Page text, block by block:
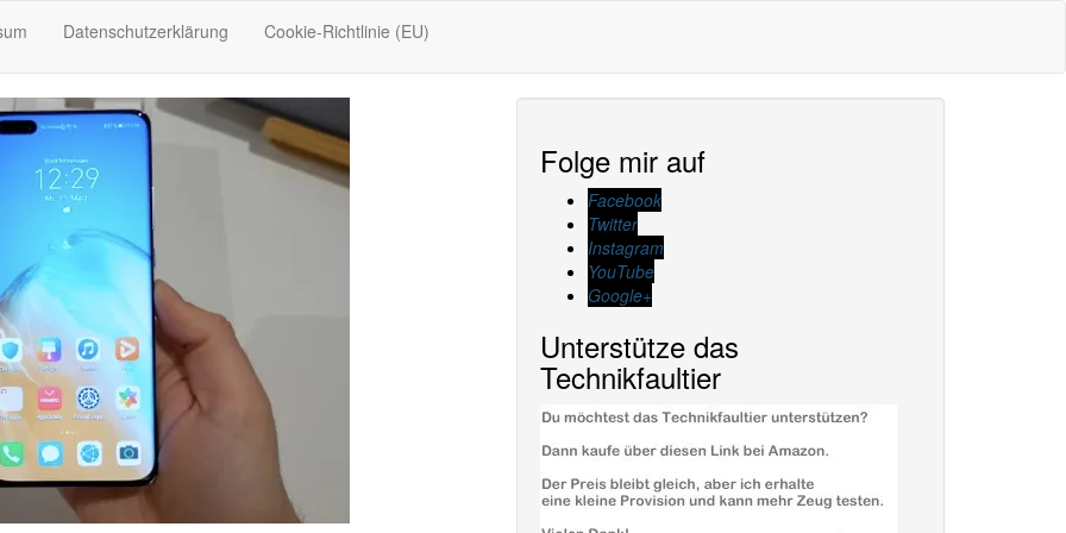
Datenschutzerklärung Cookie-Richtlinie (EU)
Folge mir auf
Facebook
Twitter
Instagram
YouTube
Google+
Unterstütze das
Technikfaultier